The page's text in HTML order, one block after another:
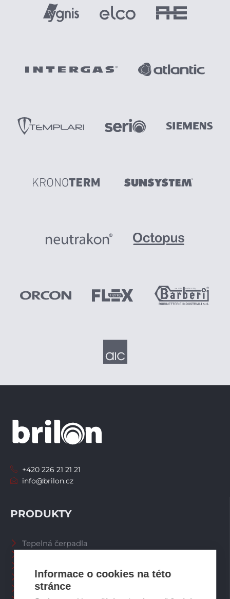
Informace o cookies na této
stránce
PRODUKTY
Tepelná čerpadla
Spalinové systémy
Plynové kotle
+420 226 21 21 21
info@brilon.cz